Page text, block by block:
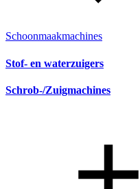
Schoonmaakmachines
Stof- en waterzuigers
Schrob-/Zuigmachines